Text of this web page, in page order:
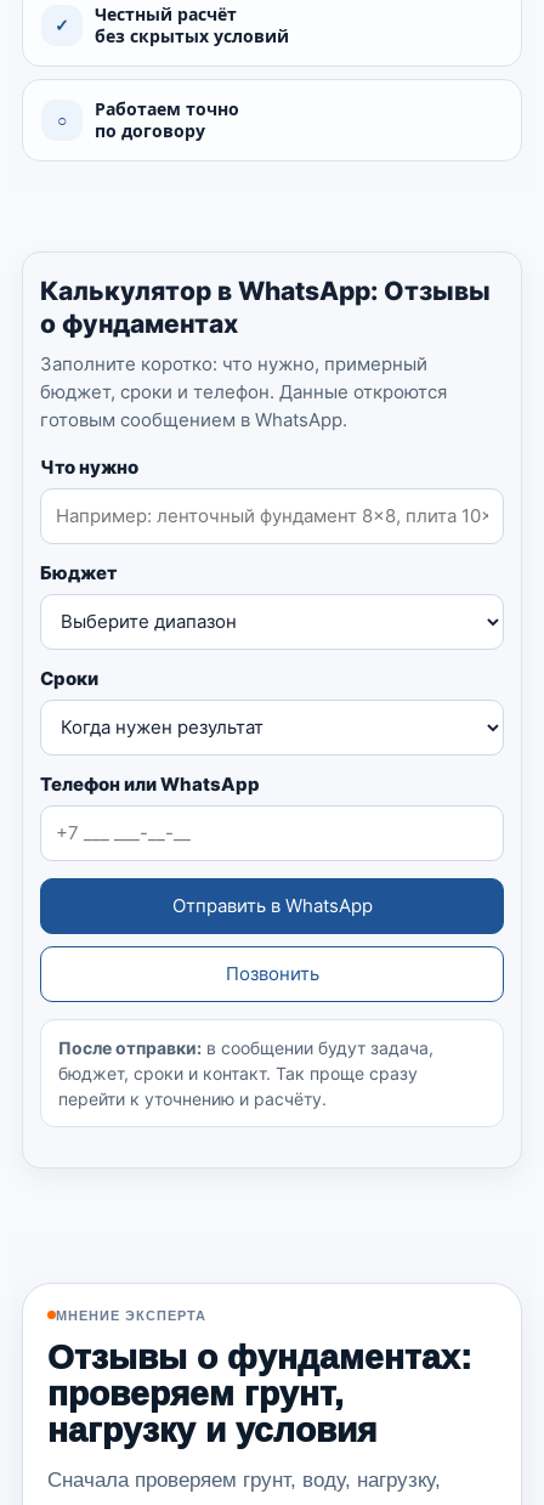
✓
Честный расчёт
без скрытых условий
○
Работаем точно
по договору
Калькулятор в WhatsApp: Отзывы
о фундаментах
Заполните коротко: что нужно, примерный
бюджет, сроки и телефон. Данные откроются
готовым сообщением в WhatsApp.
Что нужно
Бюджет
Сроки
Телефон или WhatsApp
Отправить в WhatsApp
Позвонить
После отправки: в сообщении будут задача,
бюджет, сроки и контакт. Так проще сразу
перейти к уточнению и расчёту.
МНЕНИЕ ЭКСПЕРТА
Отзывы о фундаментах:
проверяем грунт,
нагрузку и условия
Сначала проверяем грунт, воду, нагрузку,